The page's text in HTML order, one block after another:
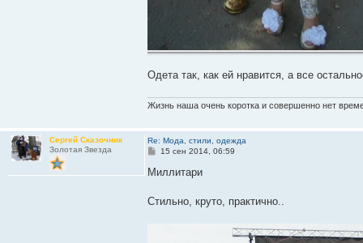
Одета так, как ей нравится, а все
Жизнь наша очень коротка и совершенно нет
Сергей Сказочник
Золотая Звезда
Re: Мода, стили, одежда
С
о
е
15 сен 2014, 06:59
Миллитари
Стильно, круто, практично..